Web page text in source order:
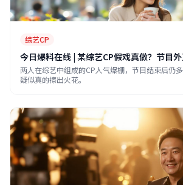
综艺CP
今日爆料在线 | 某综艺CP假戏真做？节目
两人在综艺中组成的CP人气爆棚，节目结束后仍多
疑似真的擦出火花。